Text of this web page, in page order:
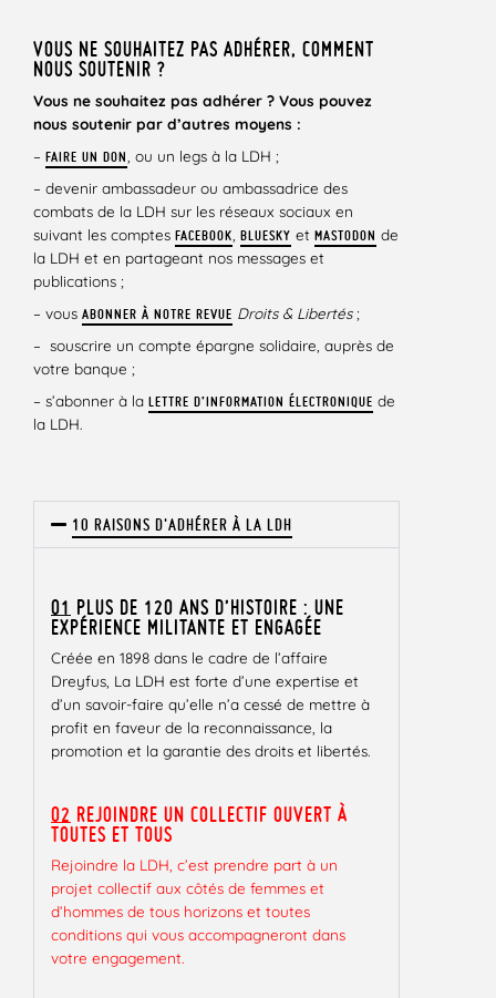
VOUS NE SOUHAITEZ PAS ADHÉRER, COMMENT
NOUS SOUTENIR ?
Vous ne souhaitez pas adhérer ? Vous pouvez
nous soutenir par d’autres moyens :
– FAIRE UN DON , ou un legs à la LDH ;
– devenir ambassadeur ou ambassadrice des
combats de la LDH sur les réseaux sociaux en
suivant les comptes FACEBOOK BLUESKY et MASTODON de
la LDH et en partageant nos messages et
publications ;
– vous ABONNER À NOTRE REVUE Droits & Libertés;
– souscrire un compte épargne solidaire, auprès de
votre banque ;
– s’abonner à la LETTRE D’INFORMATION ÉLECTRONIQUE de
la LDH.
10 RAISONS D'ADHÉRER À LA LDH
01 PLUS DE 120 ANS D’HISTOIRE : UNE
EXPÉRIENCE MILITANTE ET ENGAGÉE
Créée en 1898 dans le cadre de l’affaire
Dreyfus, La LDH est forte d’une expertise et
d’un savoir-faire qu’elle n’a cessé de mettre à
profit en faveur de la reconnaissance, la
promotion et la garantie des droits et libertés.
02 REJOINDRE UN COLLECTIF OUVERT À
TOUTES ET TOUS
Rejoindre la LDH, c’est prendre part à un
projet collectif aux côtés de femmes et
d’hommes de tous horizons et toutes
conditions qui vous accompagneront dans
votre engagement.